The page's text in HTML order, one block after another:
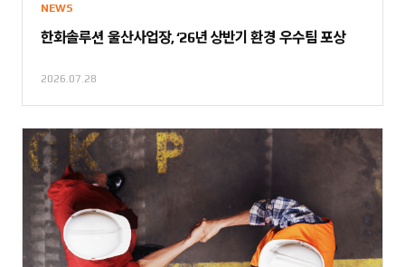
NEWS
한화솔루션 울산사업장, ‘26년 상반기 환경 우수팀 포상
2026.07.28